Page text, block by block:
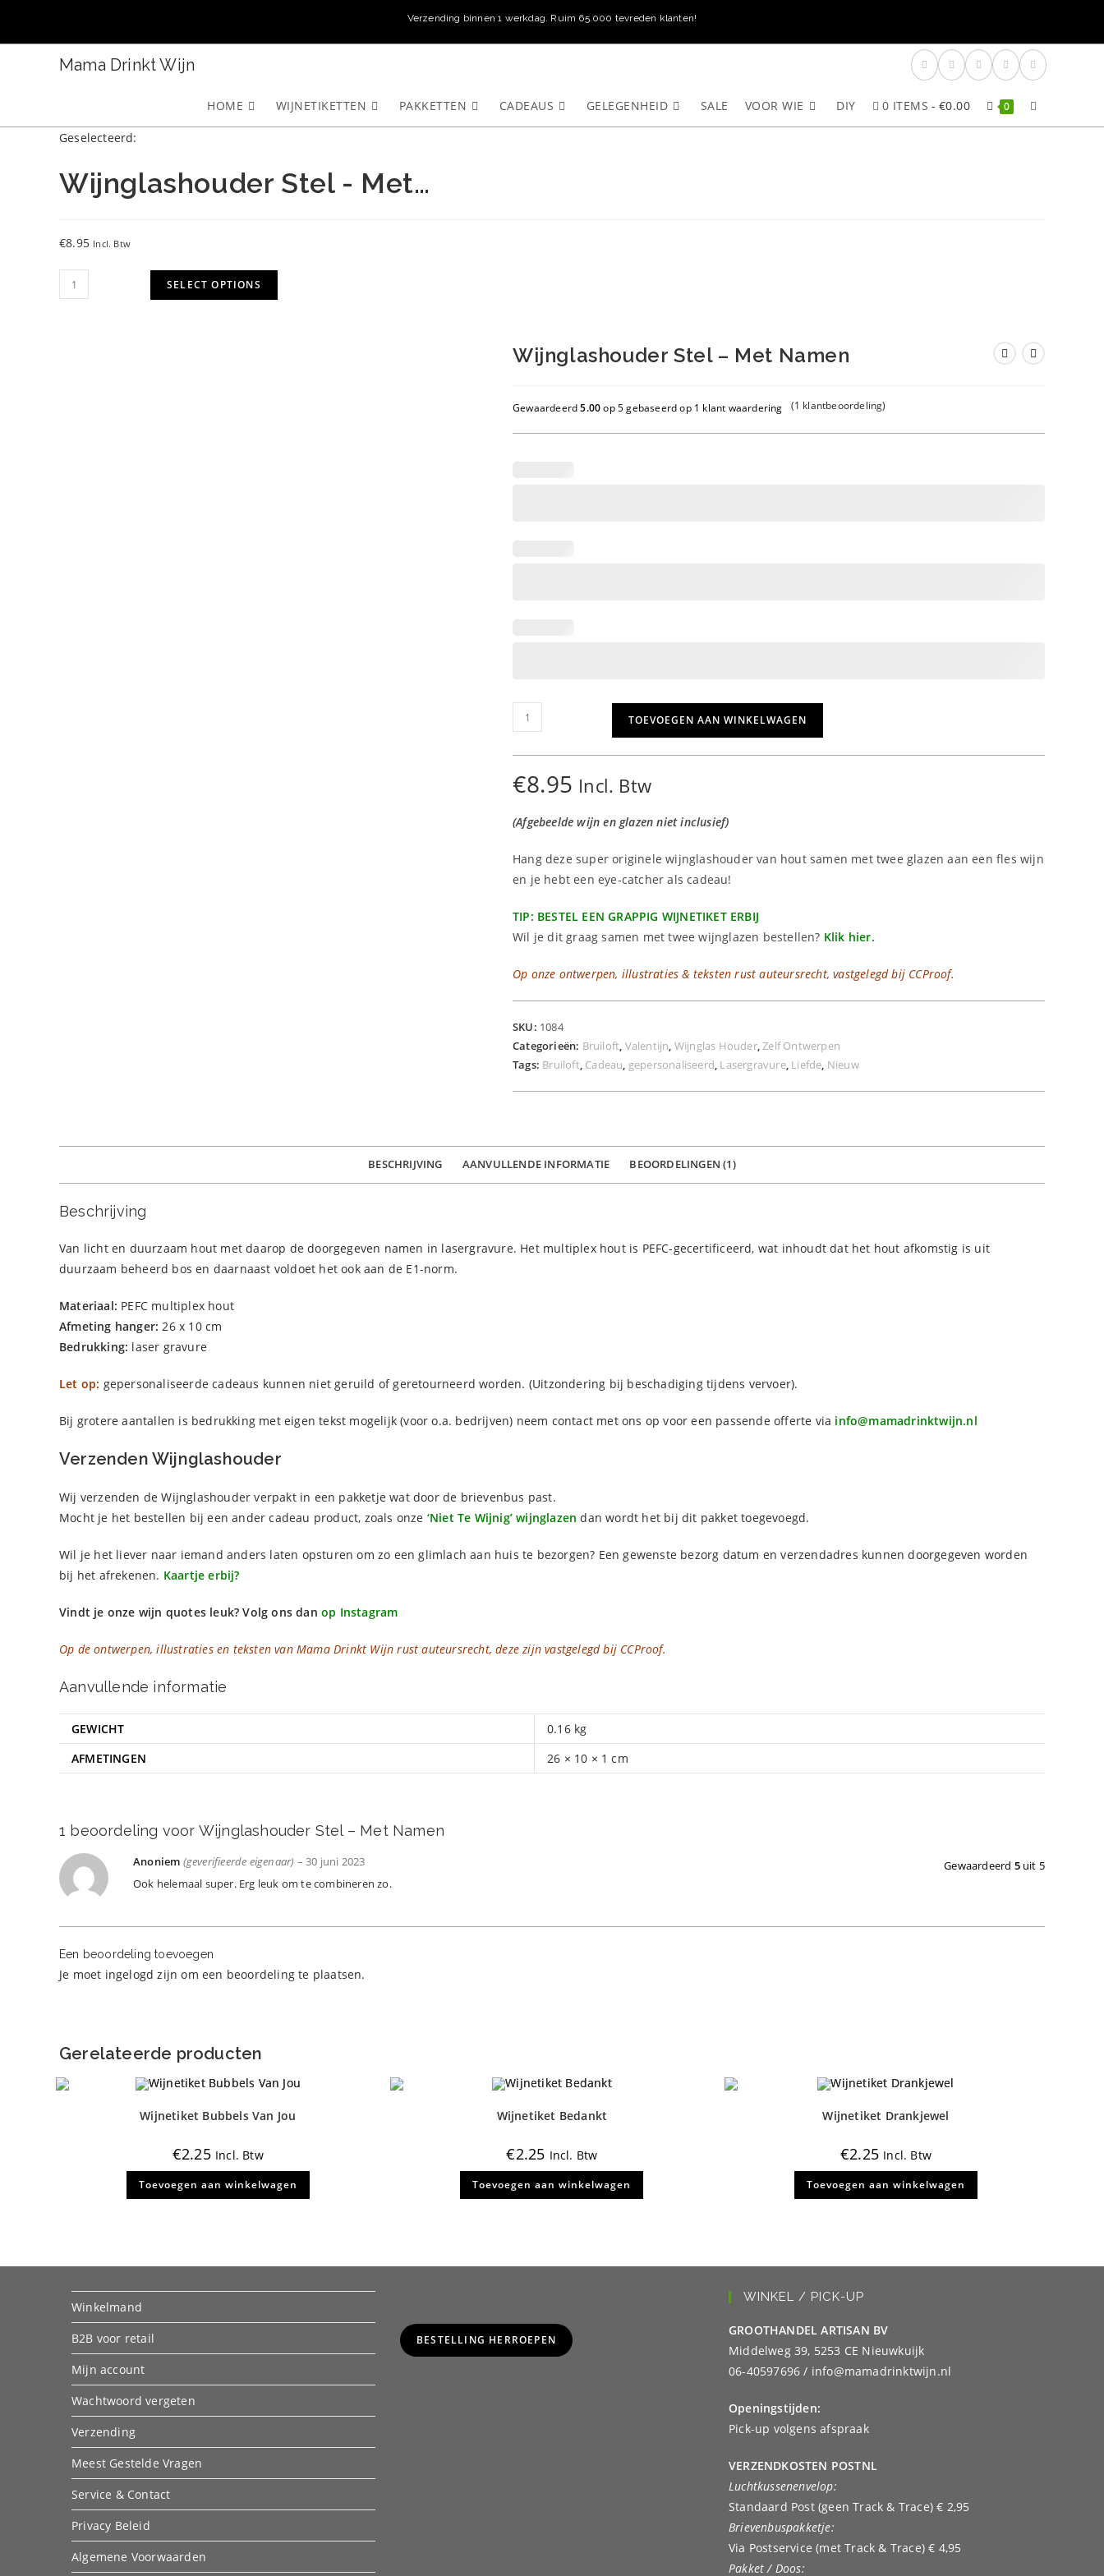
Verzending binnen 1 werkdag. Ruim 65.000 tevreden klanten!
Mama Drinkt Wijn
HOME WIJNETIKETTEN PAKKETTEN CADEAUS GELEGENHEID SALE VOOR WIE DIY 0 ITEMS €0.00 0 TOGGLE
Geselecteerd:
Wijnglashouder Stel - Met…
€8.95 Incl. Btw
Wijnglashouder
Stel
SELECT OPTIONS
Wijnglashouder Stel – Met Namen
Gewaardeerd5.00op 5 gebaseerd op 1 klant waardering (1 klantbeoordeling)
Wijnglashouder
Stel
-
Met
Namen
aantal
TOEVOEGEN AAN WINKELWAGEN
€8.95 Incl. Btw
(Afgebeelde wijn en glazen niet inclusief)
Hang deze super originele wijnglashouder van hout samen met twee glazen aan een fles wijn
en je hebt een eye-catcher als cadeau!
TIP: BESTEL EEN GRAPPIG WIJNETIKET ERBIJ
Wil je dit graag samen met twee wijnglazen bestellen? Klik hier.
Op onze ontwerpen, illustraties & teksten rust auteursrecht, vastgelegd bij CCProof.
SKU: 1084
Categorieën: Bruiloft, Valentijn, Wijnglas Houder,Zelf Ontwerpen
Tags: Bruiloft, Cadeau, gepersonaliseerd, Lasergravure, Liefde, Nieuw
BESCHRIJVING AANVULLENDE INFORMATIE BEOORDELINGEN (1)
Beschrijving
Van licht en duurzaam hout met daarop de doorgegeven namen in lasergravure. Het multiplex hout is PEFC-gecertificeerd, wat inhoudt dat het hout afkomstig is uit
duurzaam beheerd bos en daarnaast voldoet het ook aan de E1-norm.
Materiaal: PEFC multiplex hout
Afmeting hanger: 26 x 10 cm
Bedrukking: laser gravure
Let op: gepersonaliseerde cadeaus kunnen niet geruild of geretourneerd worden. (Uitzondering bij beschadiging tijdens vervoer).
Bij grotere aantallen is bedrukking met eigen tekst mogelijk (voor o.a. bedrijven) neem contact met ons op voor een passende offerte via info@mamadrinktwijn.nl
Verzenden Wijnglashouder
Wij verzenden de Wijnglashouder verpakt in een pakketje wat door de brievenbus past.
Mocht je het bestellen bij een ander cadeau product, zoals onze ‘Niet Te Wijnig’ wijnglazen dan wordt het bij dit pakket toegevoegd.
Wil je het liever naar iemand anders laten opsturen om zo een glimlach aan huis te bezorgen? Een gewenste bezorg datum en verzendadres kunnen doorgegeven worden
bij het afrekenen. Kaartje erbij?
Vindt je onze wijn quotes leuk? Volg ons danop Instagram
Op de ontwerpen, illustraties en teksten van Mama Drinkt Wijn rust auteursrecht, deze zijn vastgelegd bij CCProof.
Aanvullende informatie
GEWICHT
0.16 kg
AFMETINGEN
26 × 10 × 1 cm
1 beoordeling voor Wijnglashouder Stel – Met Namen
Gewaardeerd 5uit 5
Anoniem (geverifieerde eigenaar) – 30 juni 2023
Ook helemaal super. Erg leuk om te combineren zo.
Een beoordeling toevoegen
Je moet ingelogd zijn om een beoordeling te plaatsen.
Gerelateerde producten
Wijnetiket Bubbels Van Jou
€2.25 Incl. Btw
Toevoegen aan winkelwagen
Wijnetiket Bedankt
€2.25 Incl. Btw
Toevoegen aan winkelwagen
Wijnetiket Drankjewel
€2.25 Incl. Btw
Toevoegen aan winkelwagen
Winkelmand
B2B voor retail
Mijn account
Wachtwoord vergeten
Verzending
Meest Gestelde Vragen
Service & Contact
Privacy Beleid
Algemene Voorwaarden
BESTELLING HERROEPEN
WINKEL / PICK-UP
GROOTHANDEL ARTISAN BV
Middelweg 39, 5253 CE Nieuwkuijk
06-40597696 / info@mamadrinktwijn.nl
Openingstijden:
Pick-up volgens afspraak
VERZENDKOSTEN POSTNL
Luchtkussenenvelop:
Standaard Post (geen Track & Trace) € 2,95
Brievenbuspakketje:
Via Postservice (met Track & Trace) € 4,95
Pakket / Doos: